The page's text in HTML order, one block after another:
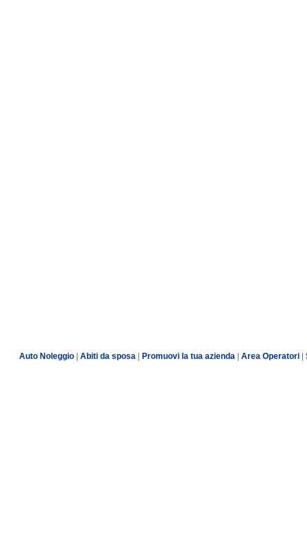
Auto Noleggio Abiti da sposa Promuovi la tua azienda Area Operatori